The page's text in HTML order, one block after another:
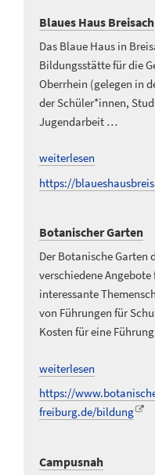
Blaues Haus Breisach
Das Blaue Haus in
Bildungsstätte für die
Oberrhein (gelegen in
der Schüler*innen,
Jugendarbeit …
weiterlesen
https://
Botanischer Garten
Der Botanische
verschiedene
interessante
von Führungen für
Kosten für eine
weiterlesen
https://
freiburg.de/bildung
Campusnah